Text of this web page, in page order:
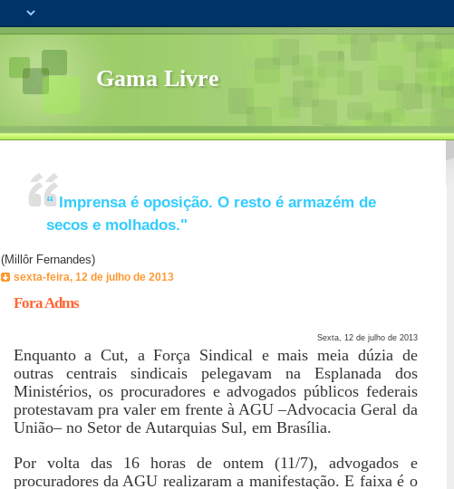
Gama Livre
“ Imprensa é oposição. O resto é armazém de
secos e molhados."
(Millôr Fernandes)
sexta-feira, 12 de julho de 2013
Fora Adms
Sexta, 12 de julho de 2013
Enquanto a Cut, a Força Sindical e mais meia dúzia de
outras centrais sindicais pelegavam na Esplanada dos
Ministérios, os procuradores e advogados públicos federais
protestavam pra valer em frente à AGU –Advocacia Geral da
União– no Setor de Autarquias Sul, em Brasília.
Por volta das 16 horas de ontem (11/7), advogados e
procuradores da AGU realizaram a manifestação. E faixa é o